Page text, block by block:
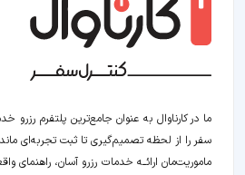
ما در کارناوال به عنوان جامع‌ترین پلتفرم رزرو
سفر را از لحظه‌ تصمیم‌گیری تا ثبت تجربه‌ای
ماموریت‌مان اراﺋــﻪ خدمات رزرو آسان،